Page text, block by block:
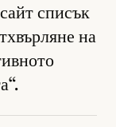
списък
на